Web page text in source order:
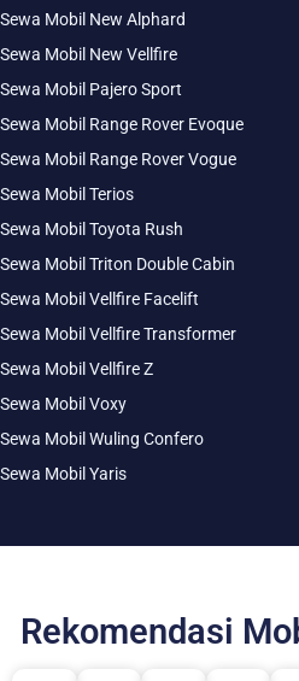
Sewa Mobil New Alphard
Sewa Mobil New Vellfire
Sewa Mobil Pajero Sport
Sewa Mobil Range Rover Evoque
Sewa Mobil Range Rover Vogue
Sewa Mobil Terios
Sewa Mobil Toyota Rush
Sewa Mobil Triton Double Cabin
Sewa Mobil Vellfire Facelift
Sewa Mobil Vellfire Transformer
Sewa Mobil Vellfire Z
Sewa Mobil Voxy
Sewa Mobil Wuling Confero
Sewa Mobil Yaris
Rekomendasi